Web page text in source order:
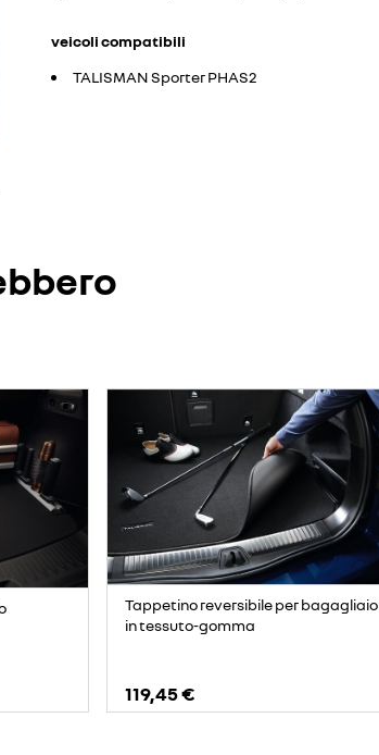
veicoli compatibili
TALISMAN Sporter PHAS2
Tappetino reversibile per bagagliaio
in tessuto-gomma
119,45 €